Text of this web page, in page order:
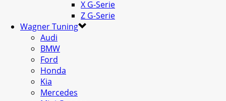
X G-Serie
Z G-Serie
Wagner Tuning
Audi
BMW
Ford
Honda
Kia
Mercedes